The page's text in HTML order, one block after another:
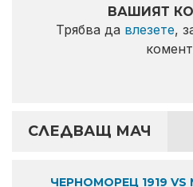
ВАШИЯТ
Трябва да влезете,
СЛЕДВАЩ МАЧ
ЧЕРНОМОРЕЦ 1919